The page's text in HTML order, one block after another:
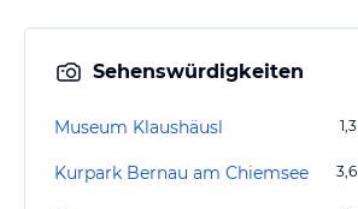
Sehenswürdigkeiten
Museum Klaushäusl 1,3
Kurpark Bernau am Chiemsee 3,6